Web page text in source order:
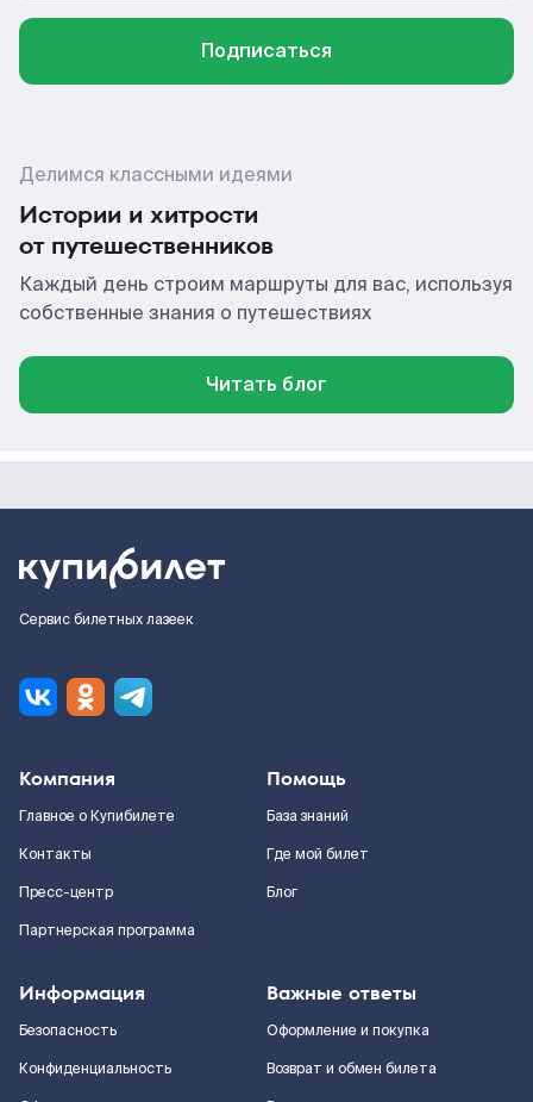
Подписаться
Делимся классными идеями
Истории и хитрости
от путешественников
Каждый день строим маршруты для вас, используя
собственные знания о путешествиях
Читать блог
Сервис билетных лазеек
Компания
Главное о Купибилете
Контакты
Пресс-центр
Партнерская программа
Помощь
База знаний
Где мой билет
Блог
Информация
Безопасность
Конфиденциальность
Важные ответы
Оформление и покупка
Возврат и обмен билета